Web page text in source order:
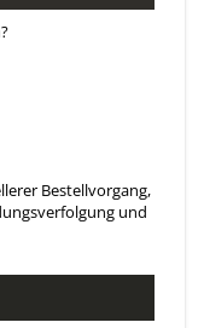
Bestellvorgang,
und